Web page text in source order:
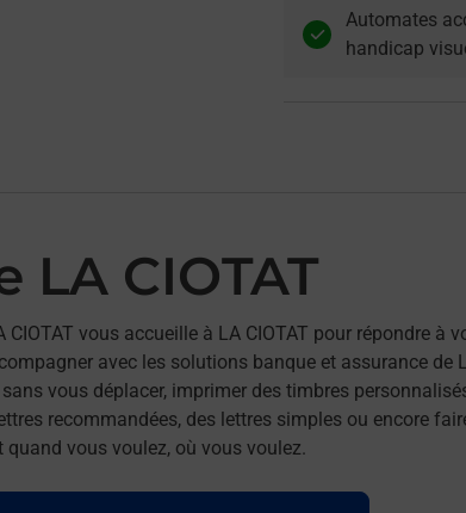
Automates
handicap
LA CIOTAT
CIOTAT vous accueille à LA CIOTAT pour répondre à
avec les solutions banque et assurance de
vous déplacer, imprimer des timbres
recommandées, des lettres simples ou encore
quand vous voulez, où vous voulez.